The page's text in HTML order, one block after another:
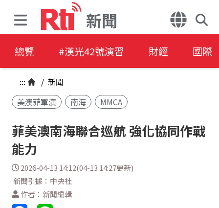
新聞
總覽 #漢光42號演習 財經 國際
::: / 新聞
美澳菲軍演
南海 MMCA
菲美澳南海聯合巡航 強化協同作戰
能力
2026-04-13 14:12(04-13 14:27更新)
新聞引據：中央社
作者：新聞編輯